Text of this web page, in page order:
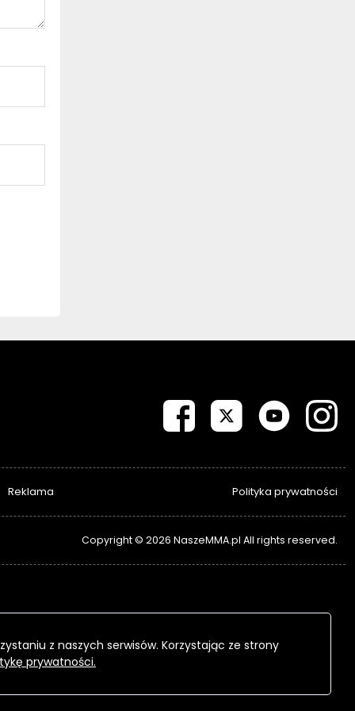
Reklama Polityka prywatności
Copyright © 2026 NaszeMMA.pl All rights reserved.
z naszych serwisów. Korzystając ze strony
prywatności.